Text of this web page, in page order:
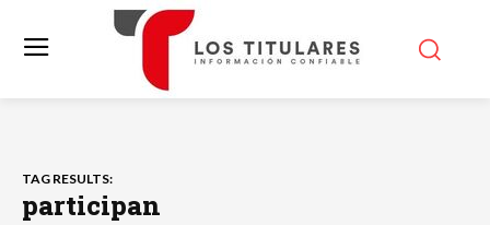
TAG RESULTS:
participan